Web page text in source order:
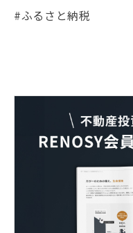
#ふるさと納税